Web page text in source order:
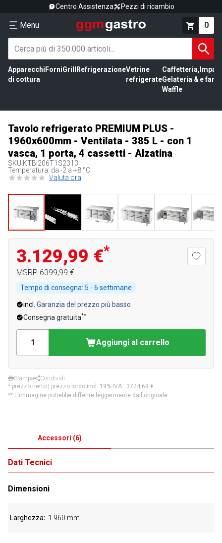
Centro Assistenza Pezzi di ricambio
Menu 0
Apparecchi
di cottura
ForniGrill RefrigerazioneVetrine
refrigerate
Caffetteria,
Gelateria &
Waffle
e
Tavolo refrigerato PREMIUM PLUS -
1960x600mm - Ventilata - 385 L - con 1
vasca, 1 porta, 4 cassetti - Alzatina
SKU KTBI206T1S2313
Temperatura: da -2 a +8 °C
Valuta ora
3.129,99 €*
MSRP 6399,99 €
Tempo di consegna: 5 - 6 settimane
incl. Garanzia del prezzo più basso
Consegna gratuita**
Aggiungi al carrello
Stampa
Condividi
* prezzo netto | prezzo lordo incl. 19% IVA.: 3724,69 €
** L'immagine potrebbe differire leggermente dall'originale.
Accessori (6)
Dati Tecnici
Dimensioni
Larghezza 1.960 mm